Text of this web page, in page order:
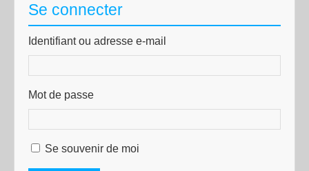
Se connecter
Identifiant ou adresse e-mail
Mot de passe
Se souvenir de moi